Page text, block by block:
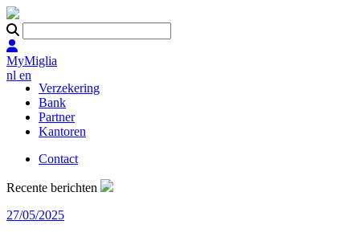
MyMiglia
nl en
Verzekering
Bank
Partner
Kantoren
Contact
Recente berichten
27/05/2025